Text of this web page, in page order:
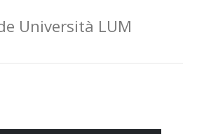
Università LUM